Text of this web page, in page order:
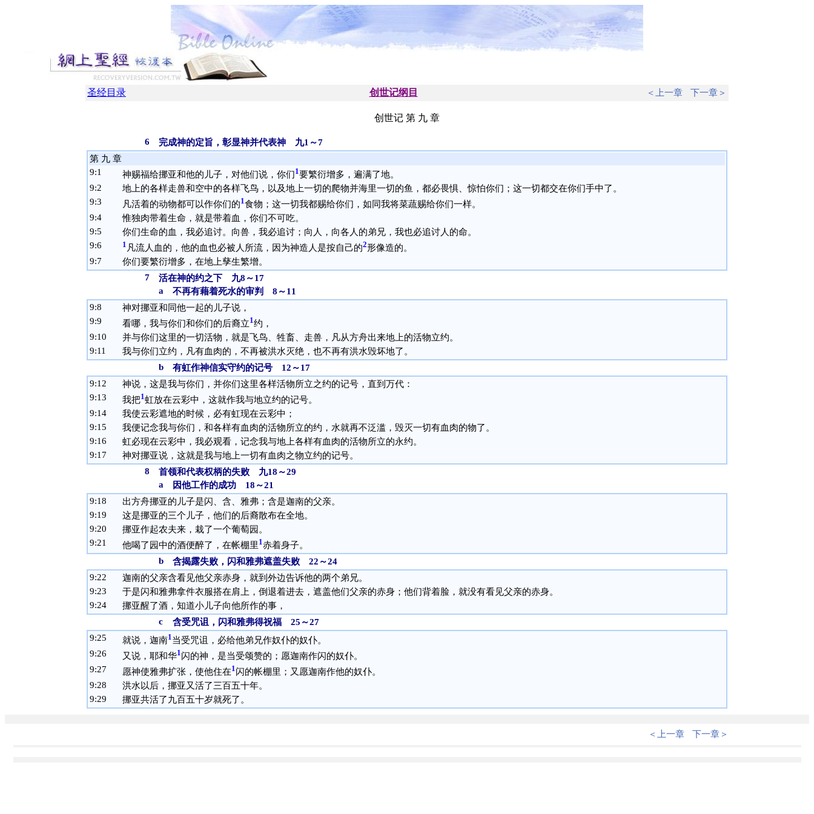
圣经目录 创世记纲目 ＜上一章 下一章＞
创世记 第 九 章
6
完成神的定旨，彰显神并代表神 九1～7
第 九 章
9:1 神赐福给挪亚和他的儿子，对他们说，你们1要繁衍增多，遍满了地。
9:2
地上的各样走兽和空中的各样飞鸟，以及地上一切的爬物并海里一切的鱼，都必畏惧、惊怕你们；这一切都交在你们手中了。
9:3 凡活着的动物都可以作你们的1食物；这一切我都赐给你们，如同我将菜蔬赐给你们一样。
9:4
惟独肉带着生命，就是带着血，你们不可吃。
9:5
你们生命的血，我必追讨。向兽，我必追讨；向人，向各人的弟兄，我也必追讨人的命。
9:6 1 凡流人血的，他的血也必被人所流，因为神造人是按自己的2形像造的。
9:7
你们要繁衍增多，在地上孳生繁增。
7
活在神的约之下 九8～17
a
不再有藉着死水的审判 8～11
9:8
神对挪亚和同他一起的儿子说，
9:9 看哪，我与你们和你们的后裔立1约，
9:10
并与你们这里的一切活物，就是飞鸟、牲畜、走兽，凡从方舟出来地上的活物立约。
9:11
我与你们立约，凡有血肉的，不再被洪水灭绝，也不再有洪水毁坏地了。
b
有虹作神信实守约的记号 12～17
9:12
神说，这是我与你们，并你们这里各样活物所立之约的记号，直到万代：
9:13 我把1虹放在云彩中，这就作我与地立约的记号。
9:14
我使云彩遮地的时候，必有虹现在云彩中；
9:15
我便记念我与你们，和各样有血肉的活物所立的约，水就再不泛滥，毁灭一切有血肉的物了。
9:16
虹必现在云彩中，我必观看，记念我与地上各样有血肉的活物所立的永约。
9:17
神对挪亚说，这就是我与地上一切有血肉之物立约的记号。
8
首领和代表权柄的失败 九18～29
a
因他工作的成功 18～21
9:18
出方舟挪亚的儿子是闪、含、雅弗；含是迦南的父亲。
9:19
这是挪亚的三个儿子，他们的后裔散布在全地。
9:20
挪亚作起农夫来，栽了一个葡萄园。
9:21 他喝了园中的酒便醉了，在帐棚里 1赤着身子。
b
含揭露失败，闪和雅弗遮盖失败 22～24
9:22
迦南的父亲含看见他父亲赤身，就到外边告诉他的两个弟兄。
9:23
于是闪和雅弗拿件衣服搭在肩上，倒退着进去，遮盖他们父亲的赤身；他们背着脸，就没有看见父亲的赤身。
9:24
挪亚醒了酒，知道小儿子向他所作的事，
c
含受咒诅，闪和雅弗得祝福 25～27
9:25 就说，迦南1当受咒诅，必给他弟兄作奴仆的奴仆。
9:26 又说，耶和华1闪的神，是当受颂赞的；愿迦南作闪的奴仆。
9:27 愿神使雅弗扩张，使他住在1闪的帐棚里；又愿迦南作他的奴仆。
9:28
洪水以后，挪亚又活了三百五十年。
9:29 挪亚共活了九百五十岁就死了。
＜上一章 下一章＞